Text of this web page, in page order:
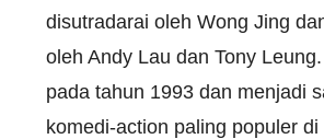
disutradarai oleh Wong Jing
oleh Andy Lau dan Tony
pada tahun 1993 dan menjadi
komedi-action paling populer